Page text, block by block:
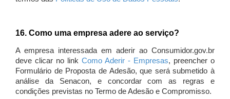
16. Como uma empresa adere ao serviço?
A empresa interessada em aderir ao Consumidor.gov.br
deve clicar no link Como Aderir - Empresas, preencher o
Formulário de Proposta de Adesão, que será submetido à
análise da Senacon, e concordar com as regras e
condições previstas no Termo de Adesão e Compromisso.